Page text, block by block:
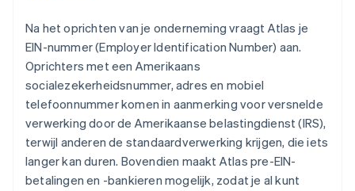
Na het oprichten van je onderneming vraagt Atlas je
EIN-nummer (Employer Identification Number) aan.
Oprichters met een Amerikaans
socialezekerheidsnummer, adres en mobiel
telefoonnummer komen in aanmerking voor versnelde
verwerking door de Amerikaanse belastingdienst (IRS),
terwijl anderen de standaardverwerking krijgen, die iets
langer kan duren. Bovendien maakt Atlas pre-EIN-
betalingen en -bankieren mogelijk, zodat je al kunt